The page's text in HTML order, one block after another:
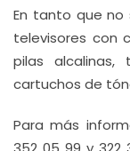
En tanto que no
televisores con
pilas alcalinas,
cartuchos de
Para más